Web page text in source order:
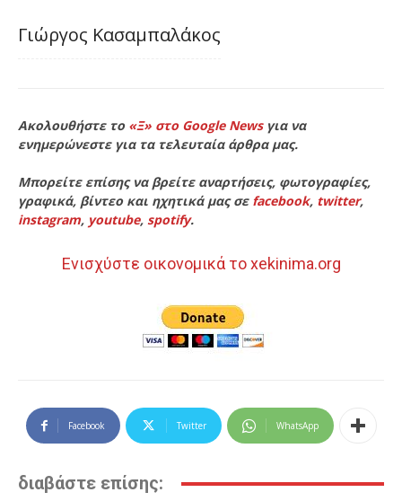
Γιώργος Κασαμπαλάκος
Ακολουθήστε το «Ξ» στο Google Newsγια να
ενημερώνεστε για τα τελευταία άρθρα μας.
Μπορείτε επίσης να βρείτε αναρτήσεις, φωτογραφίες,
γραφικά, βίντεο και ηχητικά μας σε facebook, twitter,
instagram, youtube, spotify.
Ενισχύστε οικονομικά το xekinima.org
Facebook Twitter WhatsApp
διαβάστε επίσης: